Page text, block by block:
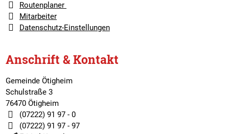
Routenplaner
Mitarbeiter
Datenschutz-Einstellungen
Anschrift & Kontakt
Gemeinde Ötigheim
Schulstraße 3
76470 Ötigheim
(07222) 91 97 - 0
(07222) 91 97 - 97